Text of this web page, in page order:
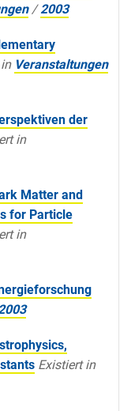
/2003
Veranstaltungen
der
in
Matter and
for Particle
in
Existiert in